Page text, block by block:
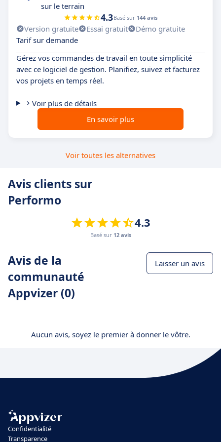
sur le terrain
4.3Basé sur 144 avis
Version gratuite Essai gratuit
Démo gratuite
Tarif sur demande
Gérez vos commandes de travail en toute simplicité
avec ce logiciel de gestion. Planifiez, suivez et facturez
vos projets en temps réel.
Voir plus de détails
En savoir plus
Voir toutes les alternatives
Avis clients sur
Performo
4.3
Basé sur 12 avis
Avis de la
communauté
Appvizer (0)
Laisser un avis
Aucun avis, soyez le premier à donner le vôtre.
Confidentialité
Transparence